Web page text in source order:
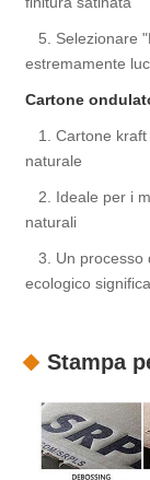
5. Selezionare
estremamente
Cartone
1. Cartone kraft
naturale
2. Ideale per i
naturali
3. Un processo
ecologico
Stampa